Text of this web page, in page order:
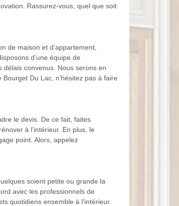
Rassurez-vous, quel que soit
de maison et d’appartement,
d’une équipe de
convenus. Nous serons en
Du Lac, n’hésitez pas à faire
le devis. De ce fait, faites
à l'intérieur. En plus, le
point. Alors, appelez
soient petite ou grande la
avec les professionnels de
quotidiens ensemble à l'intérieur.